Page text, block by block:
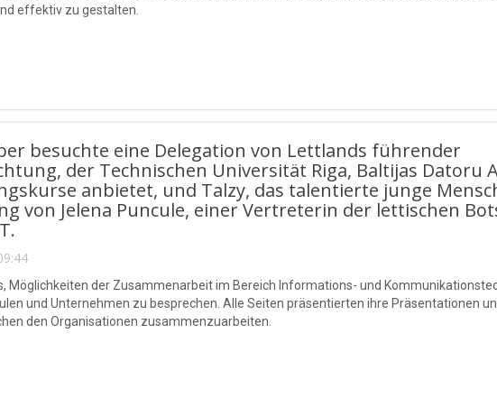
effektiv zu gestalten.
besuchte eine Delegation von Lettlands führender
der Technischen Universität Riga, Baltijas Datoru
anbietet, und Talzy, das talentierte junge
von Jelena Puncule, einer Vertreterin der lettischen
Möglichkeiten der Zusammenarbeit im Bereich Informations- und
und Unternehmen zu besprechen. Alle Seiten präsentierten ihre Präsentationen
den Organisationen zusammenzuarbeiten.